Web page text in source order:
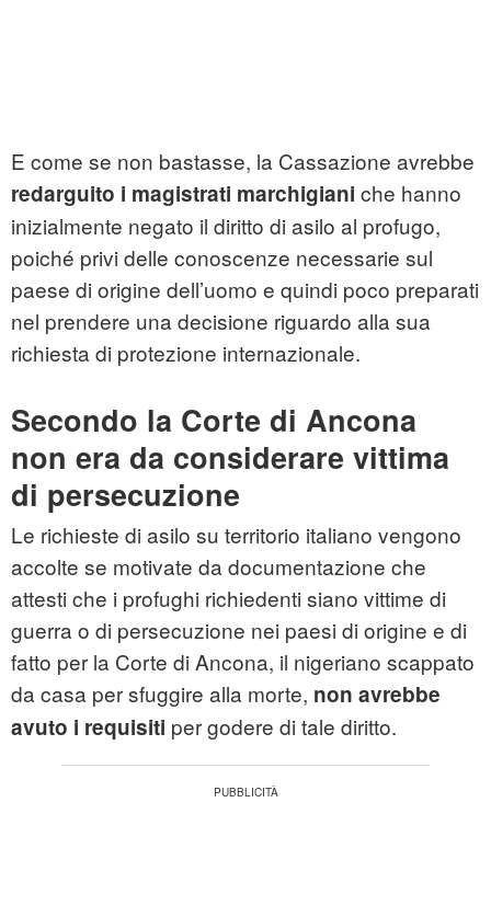
E come se non bastasse, la Cassazione avrebbe
redarguito i magistrati marchigiani che hanno
inizialmente negato il diritto di asilo al profugo,
poiché privi delle conoscenze necessarie sul
paese di origine dell’uomo e quindi poco preparati
nel prendere una decisione riguardo alla sua
richiesta di protezione internazionale.
Secondo la Corte di Ancona
non era da considerare vittima
di persecuzione
Le richieste di asilo su territorio italiano vengono
accolte se motivate da documentazione che
attesti che i profughi richiedenti siano vittime di
guerra o di persecuzione nei paesi di origine e di
fatto per la Corte di Ancona, il nigeriano scappato
da casa per sfuggire alla morte, non avrebbe
avuto i requisiti per godere di tale diritto.